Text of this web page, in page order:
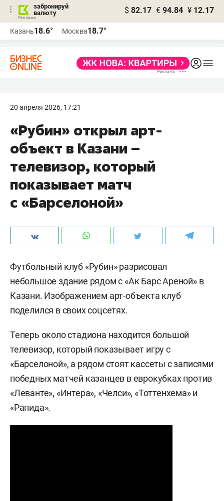
забронируй
валюту
$ 82.17 € 94.84 ¥ 12.17
Казань18.6° Москва18.7°
20 апреля 2026, 17:21
«Рубин» открыл арт-
объект в Казани –
телевизор, который
показывает матч
с «Барселоной»
Футбольный клуб «Рубин» разрисовал
небольшое здание рядом с «Ак Барс Ареной» в
Казани. Изображением арт-объекта клуб
поделился в своих соцсетях.
Теперь около стадиона находится большой
телевизор, который показывает игру с
«Барселоной», а рядом стоят кассеты с записями
победных матчей казанцев в еврокубках против
«Леванте», «Интера», «Челси», «Тоттенхема» и
«Рапида».